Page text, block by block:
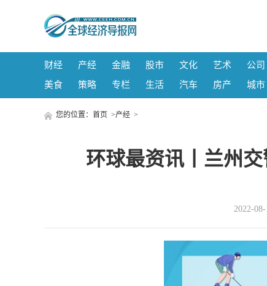
财经 产经 金融 股市 文化 艺术 公司
美食
策略 专栏 生活 汽车 房产 城市
您的位置： 首页 >产经 >
环球最资讯丨兰州
2022-